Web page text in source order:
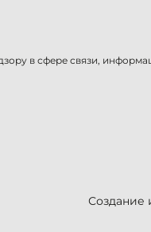
в сфере связи,
Создание